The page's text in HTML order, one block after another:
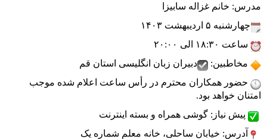
مدرس: خانم غزاله سابیزا
چهارشنبه ۵ اردیبهشت ۱۴۰۳
ساعت ۱۸:۳۰ الی ۲۰:۰۰
مخاطبین:
دبیران زبان انگلیسی استان قم
امتنان خواهد بود.
پیش نیاز: گوشی همراه و بسته اینترنت
آدرس: خیابان ساحلی، خانه معلم شماره یک